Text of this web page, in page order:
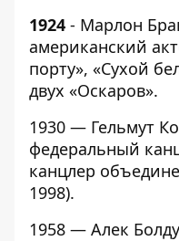
1924 - Марлон
американский
порту», «Сухой
двух «Оскаров».
1930 — Гельмут
федеральный
канцлер
1998).
1958 — Алек